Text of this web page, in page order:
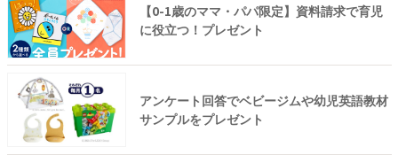
【0-1歳のママ・パパ限定】資料請求で育児
に役立つ！プレゼント
アンケート回答でベビージムや幼児英語教材
サンプルをプレゼント